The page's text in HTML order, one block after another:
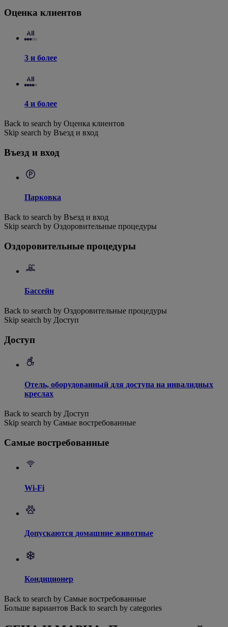
Оценка клиентов
3 и более
4 и более
Back to search by Оценка клиентов
Skip search by Въезд и вход
Въезд и вход
Парковка
Back to search by Въезд и вход
Skip search by Оздоровительные процедуры
Оздоровительные процедуры
Бассейн
Back to search by Оздоровительные процедуры
Skip search by Доступ
Доступ
Отель, оборудованный для доступа на инвалидных
креслах
Back to search by Доступ
Skip search by Самые востребованные
Самые востребованные
Wi-Fi
Допускаются домашние животные
Кондиционер
Back to search by Самые востребованные
Больше вариантов Back to search by categories